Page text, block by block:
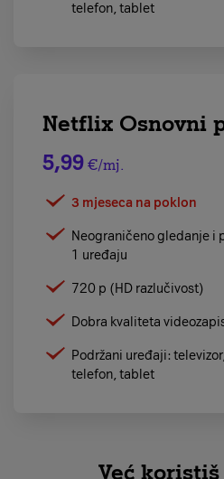
telefon, tablet
Netflix Osnovni
5,99 €/mj.
3 mjeseca na poklon
Neograničeno gledanje i
1 uređaju
720 p (HD razlučivost)
Dobra kvaliteta
Podržani uređaji:
telefon, tablet
Već